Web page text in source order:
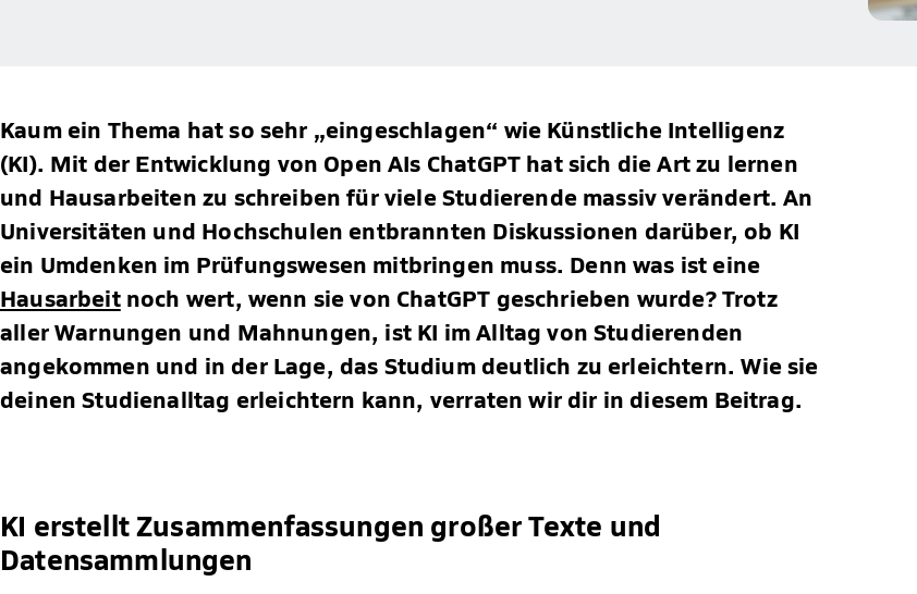
Kaum ein Thema hat so sehr „eingeschlagen“ wie Künstliche Intelligenz
(KI). Mit der Entwicklung von Open AIs ChatGPT hat sich die Art zu lernen
und Hausarbeiten zu schreiben für viele Studierende massiv verändert. An
Universitäten und Hochschulen entbrannten Diskussionen darüber, ob KI
ein Umdenken im Prüfungswesen mitbringen muss. Denn was ist eine
Hausarbeitnoch wert, wenn sie von ChatGPT geschrieben wurde? Trotz
aller Warnungen und Mahnungen, ist KI im Alltag von Studierenden
angekommen und in der Lage, das Studium deutlich zu erleichtern. Wie sie
deinen Studienalltag erleichtern kann, verraten wir dir in diesem Beitrag.
KI erstellt Zusammenfassungen großer Texte und
Datensammlungen